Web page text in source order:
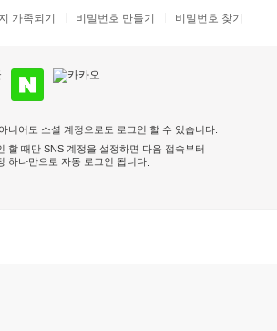
가족되기 비밀번호 만들기 비밀번호 찾기
니어도 소셜 계정으로도 로그인 할 수 있습니다.
할 때만 SNS 계정을 설정하면 다음 접속부터
하나만으로 자동 로그인 됩니다